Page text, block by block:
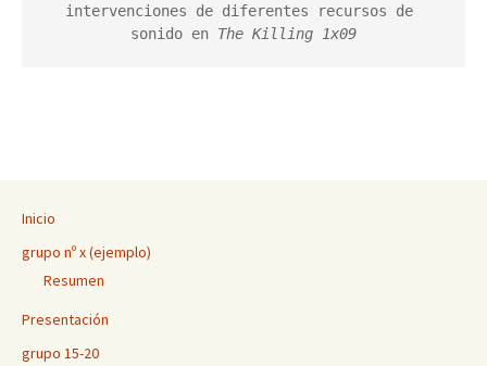
intervenciones de diferentes recursos de
sonido en The Killing 1x09
Inicio
grupo nº x (ejemplo)
Resumen
Presentación
grupo 15-20